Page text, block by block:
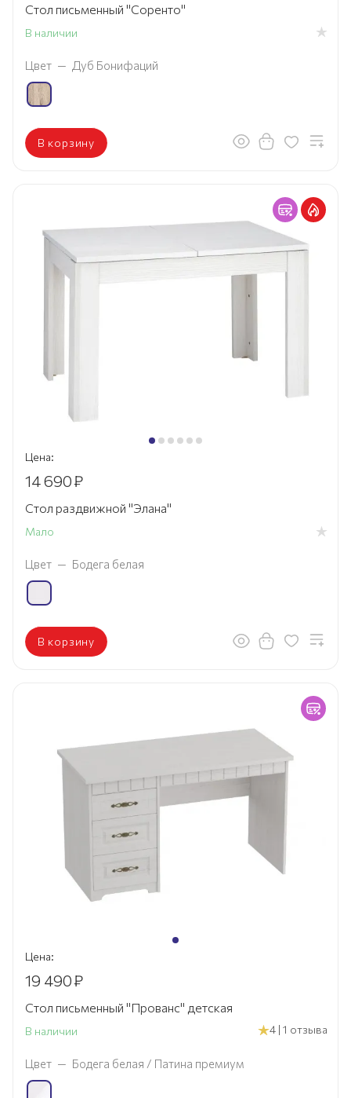
Стол письменный "Соренто"
В наличии
Цвет — Дуб Бонифаций
В корзину
Цена:
14 690₽
Стол раздвижной "Элана"
Мало
Цвет — Бодега белая
В корзину
Цена:
19 490₽
Стол письменный "Прованс" детская
В наличии 4 | 1 отзыва
Цвет — Бодега белая / Патина премиум